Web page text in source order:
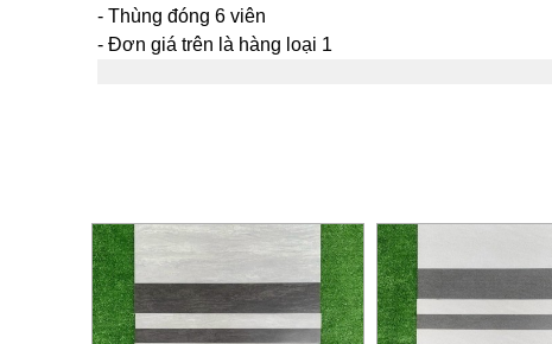
- Thùng đóng 6 viên
- Đơn giá trên là hàng loại 1